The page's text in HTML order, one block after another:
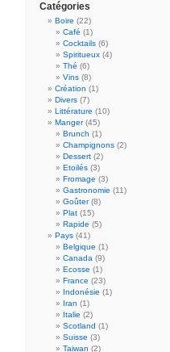
Catégories
Boire (22)
Café (1)
Cocktails (6)
Spiritueux (4)
Thé (6)
Vins (8)
Création (1)
Divers (7)
Littérature (10)
Manger(45)
Brunch (1)
Champignons (2)
Dessert (2)
Etoilés (3)
Fromage (3)
Gastronomie (11)
Goûter(8)
Plat (15)
Rapide (5)
Pays (41)
Belgique (1)
Canada (9)
Ecosse (1)
France (23)
Indonésie (1)
Iran (1)
Italie (2)
Scotland (1)
Suisse (3)
Taiwan (2)